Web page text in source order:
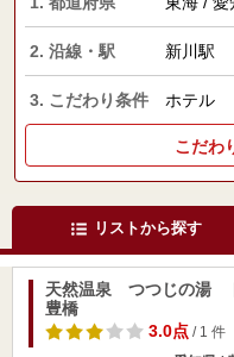
2. 沿線・駅 新川駅
3. こだわり条件 ホテル
こだわ
リストから探す
天然温泉 つつじの湯
豊橋
3.0点/ 1 件